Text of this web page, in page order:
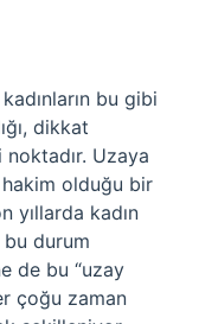
bu gibi
dikkat
Uzaya
olduğu bir
yıllarda kadın
bu durum
de bu “uzay
çoğu zaman